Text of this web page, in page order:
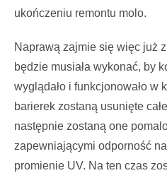
ukończeniu remontu molo.
Naprawą zajmie się więc już
będzie musiała wykonać, by
wyglądało i funkcjonowało w
barierek zostaną usunięte całe
następnie zostaną one
zapewniającymi odporność na
promienie UV. Na ten czas